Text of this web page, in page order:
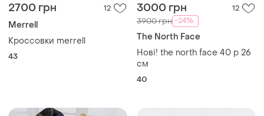
2700 грн 12
Merrell
Кроссовки merrell
43
3000 грн 12
3900 грн -24%
The North Face
Нові! the north face 40 р 26
см
40